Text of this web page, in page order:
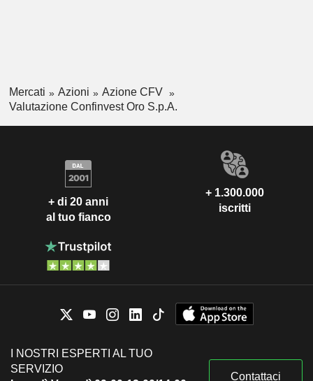
Mercati Azioni
Azione CFV
Valutazione Confinvest Oro S.p.A.
+ di 20 anni
al tuo fianco
+ 1.300.000
iscritti
I NOSTRI ESPERTI AL TUO
SERVIZIO
Contattaci